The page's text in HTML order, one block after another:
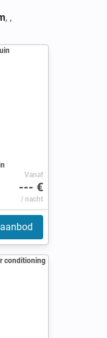
, ,
Vanaf
--- €
/ nacht